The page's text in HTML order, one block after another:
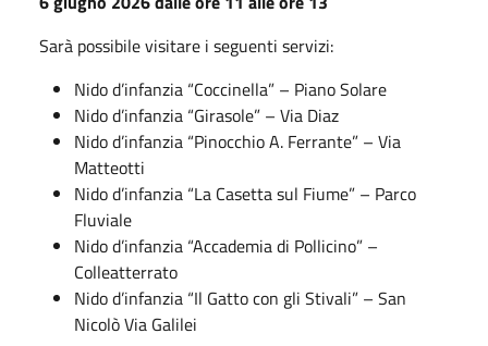
Sarà possibile visitare i seguenti servizi:
Nido d’infanzia “Coccinella” – Piano Solare
Nido d’infanzia “Girasole” – Via Diaz
Nido d’infanzia “Pinocchio A. Ferrante” – Via
Matteotti
Nido d’infanzia “La Casetta sul Fiume” – Parco
Fluviale
Nido d’infanzia “Accademia di Pollicino” –
Colleatterrato
Nido d’infanzia “Il Gatto con gli Stivali” – San
Nicolò Via Galilei